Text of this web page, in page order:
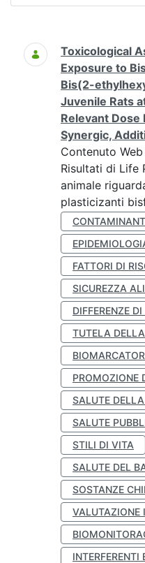
Ricerca
Toxicological
Exposure to
Bis(2-
Juvenile Rats
Relevant Dose
Synergic,
Contenuto Web
Risultati di Life
animale
plasticizanti
FATTORI DI
SICUREZZA
DIFFERENZE DI
TUTELA
PROMOZIONE
SALUTE
SALUTE
STILI DI VITA
SALUTE DEL
SOSTANZE
VALUTAZIONE
INTERFERENTI